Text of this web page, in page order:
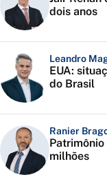
dois anos
Leandro
EUA:
do Brasil
Ranier
Patrimônio
milhões